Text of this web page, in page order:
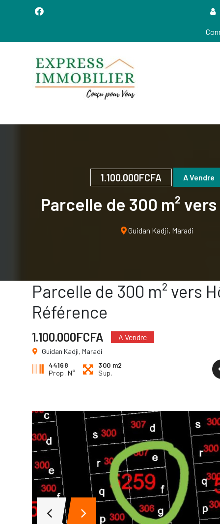
1.100.000FCFA A Vendre
Parcelle de 300 m²
de Référence
Guidan Kadji, Maradi
Parcelle de 300 m² vers
Référence
1.100.000FCFA A Vendre
Guidan Kadji, Maradi
44168
Prop. N°
300 m2
Sup.